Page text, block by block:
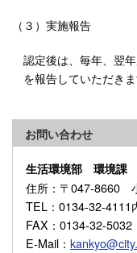
（３）実施報告
認定後は、毎年、翌
を報告していただきま
お問い合わせ
生活環境部 環境課
住所 ：〒047-8660
TEL ：0134-32-
FAX ：0134-32-5032
E-Mail ：